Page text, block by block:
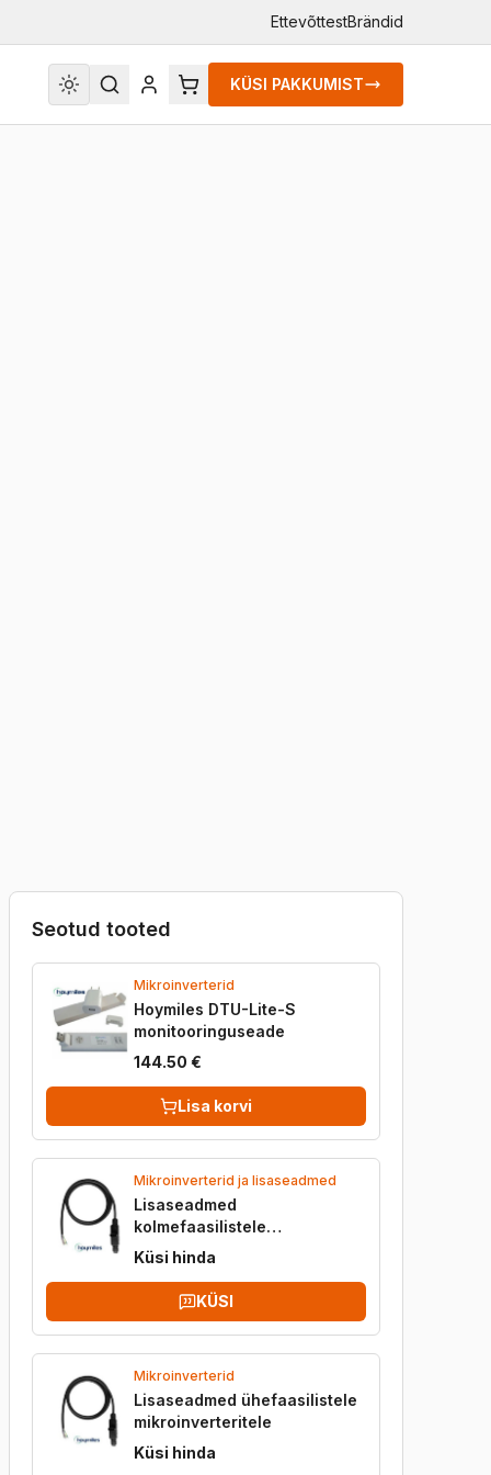
EttevõttestBrändid
KÜSI PAKKUMIST
Seotud tooted
Mikroinverterid
Hoymiles DTU-Lite-S
monitooringuseade
144.50 €
Lisa korvi
Mikroinverterid ja lisaseadmed
Lisaseadmed
kolmefaasilistele
mikroinverteritele
Küsi hinda
KÜSI
Mikroinverterid
Lisaseadmed ühefaasilistele
mikroinverteritele
Küsi hinda